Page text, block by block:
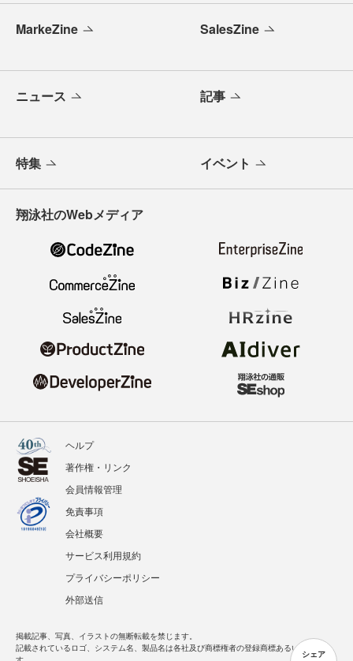
シェア
MarkeZine SalesZine
ニュース 記事
特集 イベント
翔泳社のWebメディア
ヘルプ
著作権・リンク
会員情報管理
免責事項
会社概要
サービス利用規約
プライバシーポリシー
外部送信
掲載記事、写真、イラストの無断転載を禁じます。
記載されているロゴ、システム名、製品名は各社及び商標権者の登録商標あるいは商標で